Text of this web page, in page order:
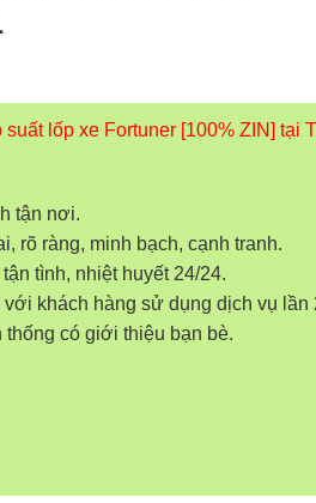
lốp xe Fortuner [100% ZIN] tại
tận nơi.
rõ ràng, minh bạch, cạnh tranh.
tình, nhiệt huyết 24/24.
khách hàng sử dụng dịch vụ lần
thống có giới thiệu bạn bè.